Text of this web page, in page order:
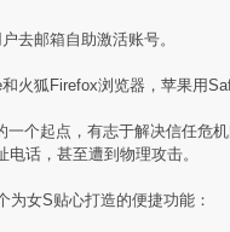
去邮箱自助激活账号。
火狐Firefox浏览器，苹果用
个起点，有志于解决信任危
电话，甚至遭到物理攻击。
女S贴心打造的便捷功能：